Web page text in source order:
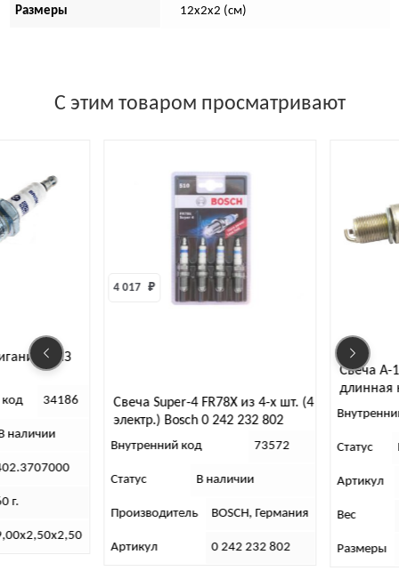
Размеры 12х2х2 (см)
С этим товаром просматривают
ЗМЗ
код 34186
наличии
г.
Свеча Super-4 FR78X из 4-х шт. (4
электр.) Bosch 0 242 232 802
4 017 ₽
Внутренний код 73572
Статус В наличии
Производитель BOSCH, Германия
Артикул 0 242 232 802
Свеча А-
длинная
Статус
Артикул
Вес
Размеры